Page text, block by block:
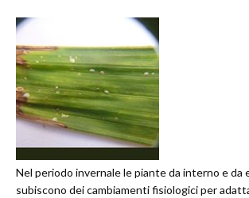
Nel periodo invernale le piante da interno e da
subiscono dei cambiamenti fisiologici per